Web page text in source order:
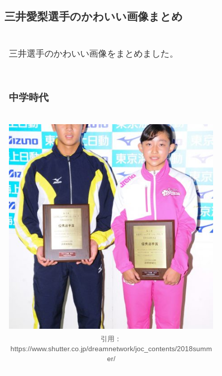
三井愛梨選手のかわいい画像まとめ
三井選手のかわいい画像をまとめました。
中学時代
引用：
https://www.shutter.co.jp/dreamnetwork/joc_contents/2018summ
er/